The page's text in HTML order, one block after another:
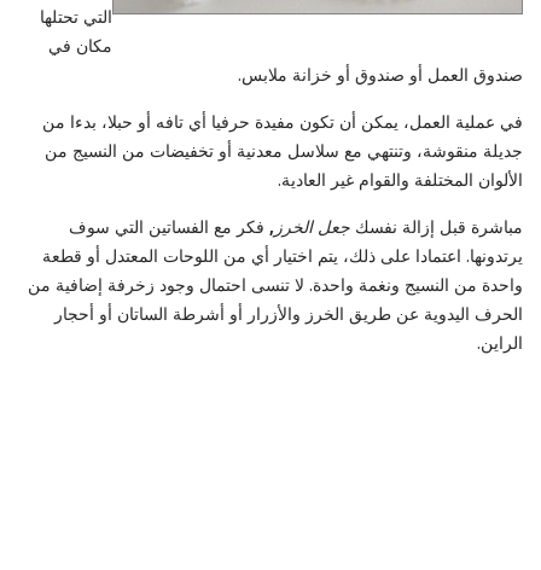
التي تحتلها
مكان في
صندوق العمل أو صندوق أو خزانة ملابس.
في عملية العمل، يمكن أن تكون مفيدة حرفيا أي تافه أو حبلا، بدءا من
جديلة منقوشة، وتنتهي مع سلاسل معدنية أو تخفيضات من النسيج من
الألوان المختلفة والقوام غير العادية.
مباشرة قبل إزالة نفسك جعل الخرز , فكر مع الفساتين التي سوف
يرتدونها. اعتمادا على ذلك، يتم اختيار أي من اللوحات المعتدل أو قطعة
واحدة من النسيج ونغمة واحدة. لا تنسى احتمال وجود زخرفة إضافية من
الحرف اليدوية عن طريق الخرز والأزرار أو أشرطة الساتان أو أحجار
الراين.